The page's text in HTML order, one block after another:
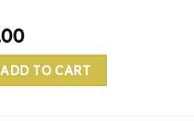
ADD TO CART